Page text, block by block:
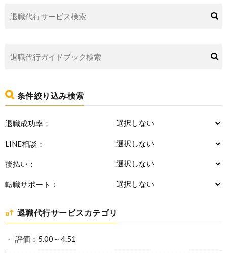
条件絞り込み検索
退職成功率：
LINE相談：
後払い：
転職サポート：
退職代行サービスカテゴリ
評価：5.00～4.51